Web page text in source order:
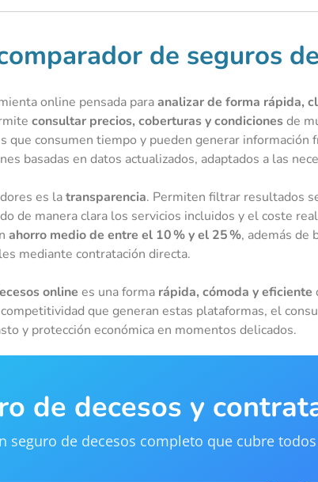
de seguros
online pensada paraanalizar de forma rápida,
consultar precios, coberturas y condicionesde
consumen tiempo y pueden generar información
basadas en datos actualizados, adaptados a las
es latransparencia. Permiten filtrar resultados
de manera clara los servicios incluidos y el coste
ahorro medio de entre el 10 % y el 25 %, además de
mediante contratación directa.
online es una forma rápida, cómoda y eficiente
que generan estas plataformas, el
y protección económica en momentos delicados.
de decesos y
seguro de decesos completo que cubre